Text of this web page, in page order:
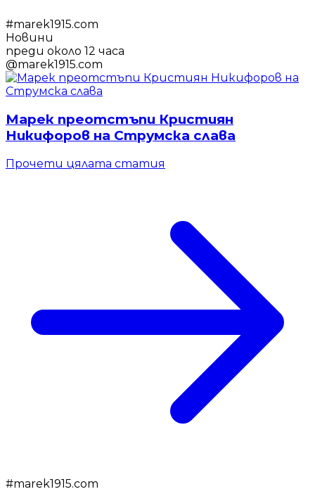
#marek1915.com
Новини
преди около 12 часа
@marek1915.com
Марек преотстъпи Кристиян
Никифоров на Струмска слава
Прочети цялата статия
#marek1915.com